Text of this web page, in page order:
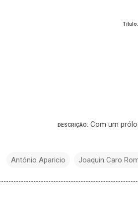
Título:
DESCRIÇÃO: Com um
António Aparicio Joaquin Caro